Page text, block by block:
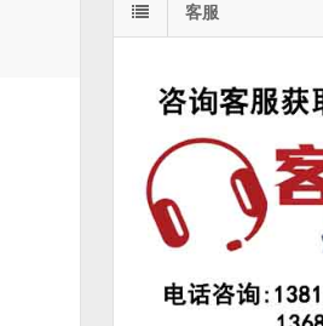
客服